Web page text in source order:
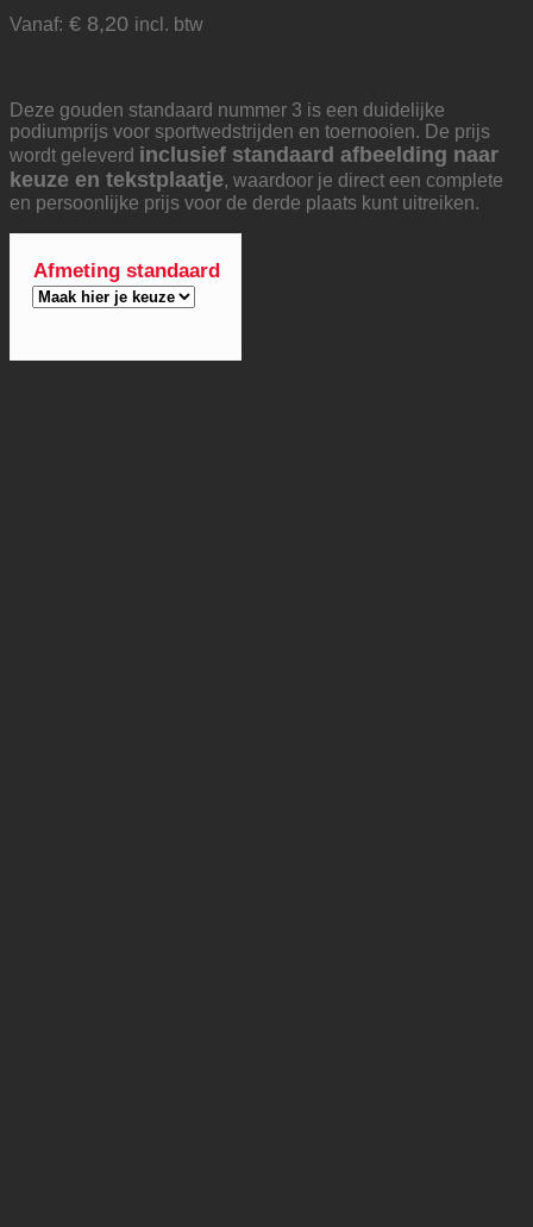
Vanaf: € 8,20 incl. btw
Deze gouden standaard nummer 3 is een duidelijke
podiumprijs voor sportwedstrijden en toernooien. De prijs
wordt geleverd inclusief standaard afbeelding naar
keuze en tekstplaatje, waardoor je direct een complete
en persoonlijke prijs voor de derde plaats kunt uitreiken.
Afmeting standaard